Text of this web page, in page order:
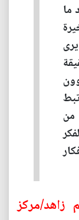
ما
من
زاهد/مركز